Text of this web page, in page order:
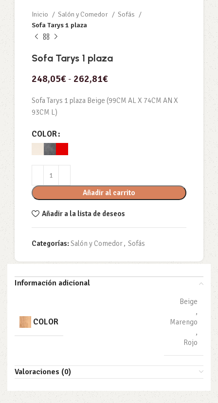
Inicio Salón y Comedor
Sofás
Sofa Tarys 1 plaza
Sofa Tarys 1 plaza
248,05€ - 262,81€
Sofa Tarys 1 plaza Beige (99CM AL X 74CM AN X
93CM L)
COLOR
Añadir al carrito
Añadir a la lista de deseos
Categorías:Salón y Comedor, Sofás
Información adicional
COLOR
Beige
,
Marengo
,
Rojo
Valoraciones (0)